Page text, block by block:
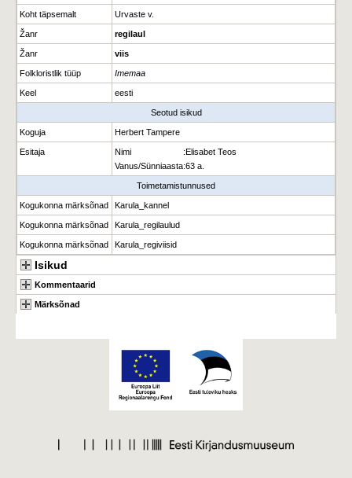
Koht täpsemalt Urvaste v.
Žanr regilaul
Žanr viis
Folkloristlik tüüp Imemaa
Keel eesti
Seotud isikud
Koguja Herbert Tampere
Esitaja Nimi :Elisabet Teos
Vanus/Sünniaasta:63 a.
Toimetamistunnused
Kogukonna märksõnad Karula_kannel
Kogukonna märksõnad Karula_regilaulud
Kogukonna märksõnad Karula_regiviisid
Isikud
Kommentaarid
Märksõnad